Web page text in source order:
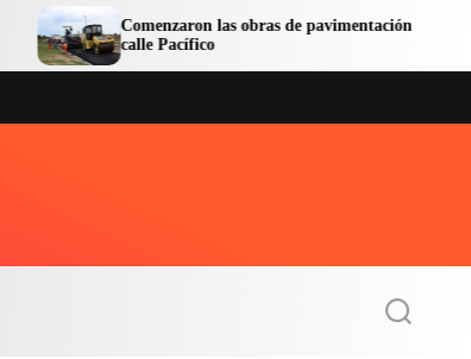
Comenzaron las obras de pavimentación de la
calle Pacífico
S